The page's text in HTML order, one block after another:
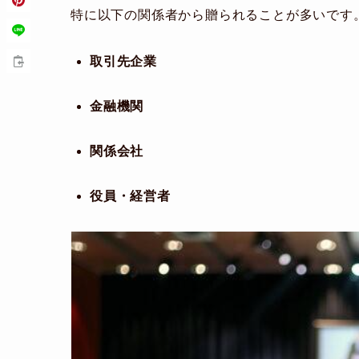
特に以下の関係者から贈られることが多いで
取引先企業
金融機関
関係会社
役員・経営者